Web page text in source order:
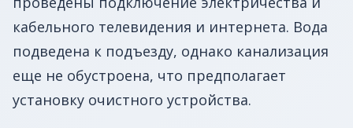
кабельного телевидения и интернета. Вода
подведена к подъезду, однако канализация
еще не обустроена, что предполагает
установку очистного устройства.